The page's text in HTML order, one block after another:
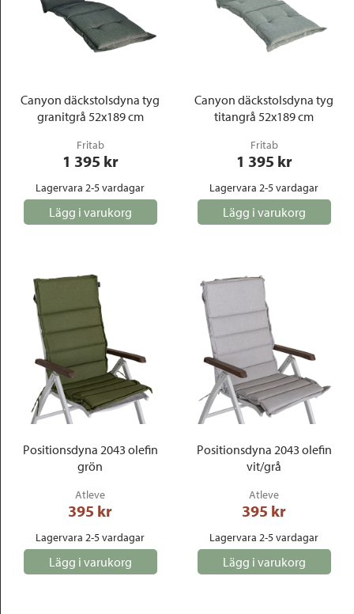
Canyon däckstolsdyna tyg
granitgrå 52x189 cm
Fritab
1 395 kr
Lagervara 2-5 vardagar
Lägg i varukorg
Canyon däckstolsdyna tyg
titangrå 52x189 cm
Fritab
1 395 kr
Lagervara 2-5 vardagar
Lägg i varukorg
Positionsdyna 2043 olefin
grön
Atleve
395 kr
Lagervara 2-5 vardagar
Lägg i varukorg
Positionsdyna 2043 olefin
vit/grå
Atleve
395 kr
Lagervara 2-5 vardagar
Lägg i varukorg